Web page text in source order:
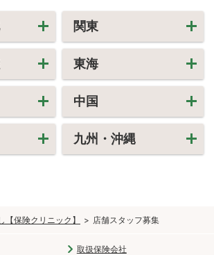
保険クリニック】 店舗スタッフ募集
関東
東海
中国
九州・沖縄
取扱保険会社